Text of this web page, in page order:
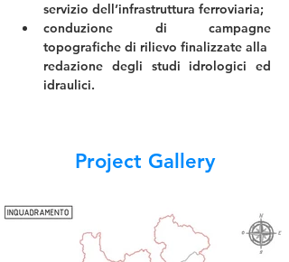
servizio dell’infrastruttura ferroviaria;
conduzione di campagne
topografiche di rilievo finalizzate alla
redazione degli studi idrologici ed
idraulici.
Project Gallery